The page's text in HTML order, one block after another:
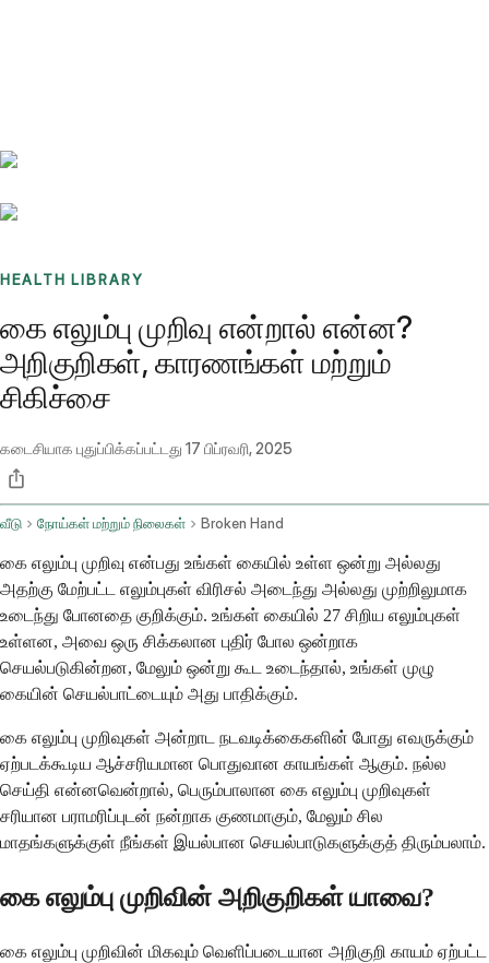
HEALTH LIBRARY
கை எலும்பு முறிவு என்றால் என்ன?
அறிகுறிகள், காரணங்கள் மற்றும்
சிகிச்சை
கடைசியாக புதுப்பிக்கப்பட்டது 17 பிப்ரவரி, 2025
வீடு நோய்கள் மற்றும் நிலைகள் Broken Hand
கை எலும்பு முறிவு என்பது உங்கள் கையில் உள்ள ஒன்று அல்லது
அதற்கு மேற்பட்ட எலும்புகள் விரிசல் அடைந்து அல்லது முற்றிலுமாக
உடைந்து போனதை குறிக்கும். உங்கள் கையில் 27 சிறிய எலும்புகள்
உள்ளன, அவை ஒரு சிக்கலான புதிர் போல ஒன்றாக
செயல்படுகின்றன, மேலும் ஒன்று கூட உடைந்தால், உங்கள் முழு
கையின் செயல்பாட்டையும் அது பாதிக்கும்.
கை எலும்பு முறிவுகள் அன்றாட நடவடிக்கைகளின் போது எவருக்கும்
ஏற்படக்கூடிய ஆச்சரியமான பொதுவான காயங்கள் ஆகும். நல்ல
செய்தி என்னவென்றால், பெரும்பாலான கை எலும்பு முறிவுகள்
சரியான பராமரிப்புடன் நன்றாக குணமாகும், மேலும் சில
மாதங்களுக்குள் நீங்கள் இயல்பான செயல்பாடுகளுக்குத் திரும்பலாம்.
கை எலும்பு முறிவின் அறிகுறிகள் யாவை?
கை எலும்பு முறிவின் மிகவும் வெளிப்படையான அறிகுறி காயம் ஏற்பட்ட